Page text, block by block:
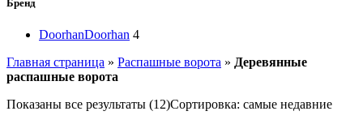
Бренд
DoorhanDoorhan 4
Главная страница » Распашные ворота » Деревянные
распашные ворота
Показаны все результаты (12)Сортировка: самые недавние